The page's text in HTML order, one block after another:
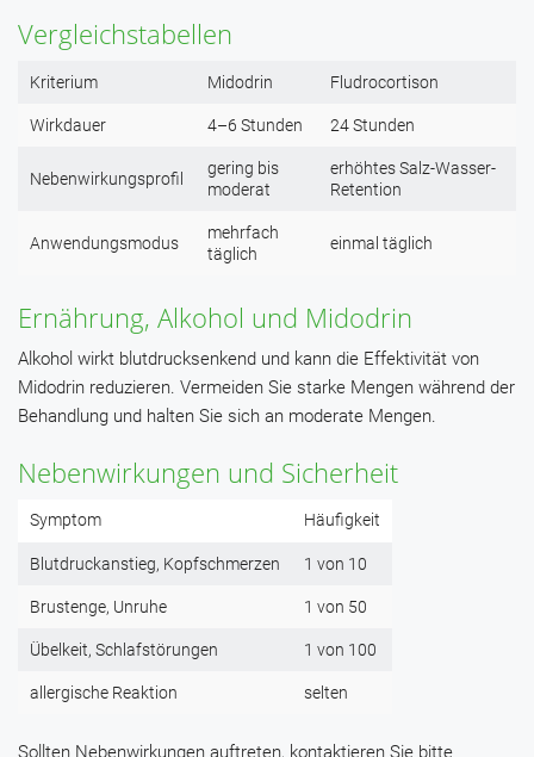
Vergleichstabellen
Kriterium Midodrin Fludrocortison
Wirkdauer 4–6 Stunden 24 Stunden
Nebenwirkungsprofil
gering bis
moderat
erhöhtes Salz-Wasser-
Retention
Anwendungsmodus
mehrfach
täglich
einmal täglich
Ernährung, Alkohol und Midodrin
Alkohol wirkt blutdrucksenkend und kann die Effektivität von
Midodrin reduzieren. Vermeiden Sie starke Mengen während der
Behandlung und halten Sie sich an moderate Mengen.
Nebenwirkungen und Sicherheit
Symptom Häufigkeit
Blutdruckanstieg, Kopfschmerzen 1 von 10
Brustenge, Unruhe 1 von 50
Übelkeit, Schlafstörungen 1 von 100
allergische Reaktion selten
Sollten Nebenwirkungen auftreten, kontaktieren Sie bitte